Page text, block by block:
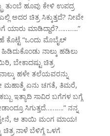
ತುಂಬೆ ಹೂವು ಕೇಳಿ ಉಪದ್ರ
ಅದರ ಚಿತ್ರ ಸಿಕ್ಕುತ್ತದೆ? ನೀವೇ
ಯಾರು ಮಾಡಿದ್ದಾರೆ?………..”
“ಒಂದು ಮೊಬೈಲ್
ನಾಲ್ಕು ಹಡಿಲು
ಬೇಕಾದಷ್ಟು ಚಿತ್ರ
ಹಳೇ ತಲೆಯವರನ್ನು
ಮಹಾತ್ಮೆ ಏನು ಚಗತೆ, ತಿಮರೆ,
ಇತ್ಯಾದಿ ಸಾವಿರ ಬಗೆಗಳ ಬಗ್ಗೆ
ಸಿಗುತ್ತದೆ……….” ನನ್ನ
ಆ ತಾಯಿ ಮಂಗ ಮಾಯ!
ಚಿತ್ರ ನಾಳೆ ಬೆಳಿಗ್ಗೆ ಒಳಗೆ